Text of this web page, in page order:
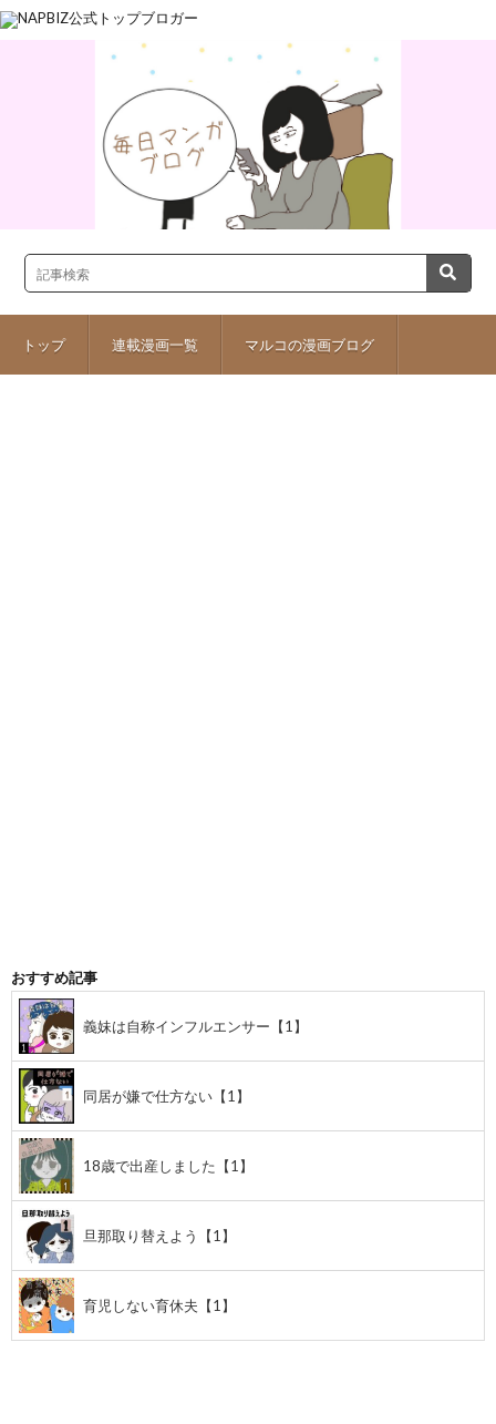
トップ 連載漫画一覧 マルコの漫画ブログ
おすすめ記事
義妹は自称インフルエンサー【1】
同居が嫌で仕方ない【1】
18歳で出産しました【1】
旦那取り替えよう【1】
育児しない育休夫【1】